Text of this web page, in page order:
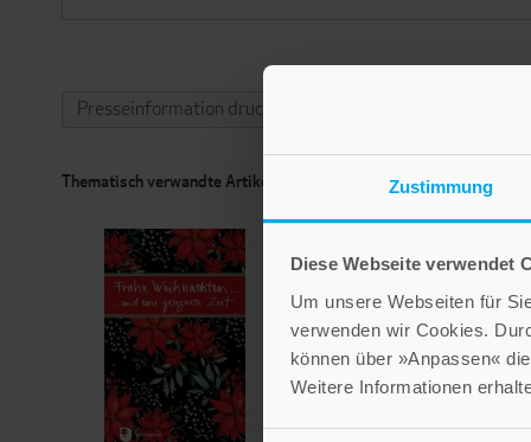
Zustimmung
Diese Webseite verwendet
Um unsere Webseiten für
verwenden wir Cookies.
können über »Anpassen«
Weitere Informationen
Presseinformation drucken
Thematisch verwandte Artikel